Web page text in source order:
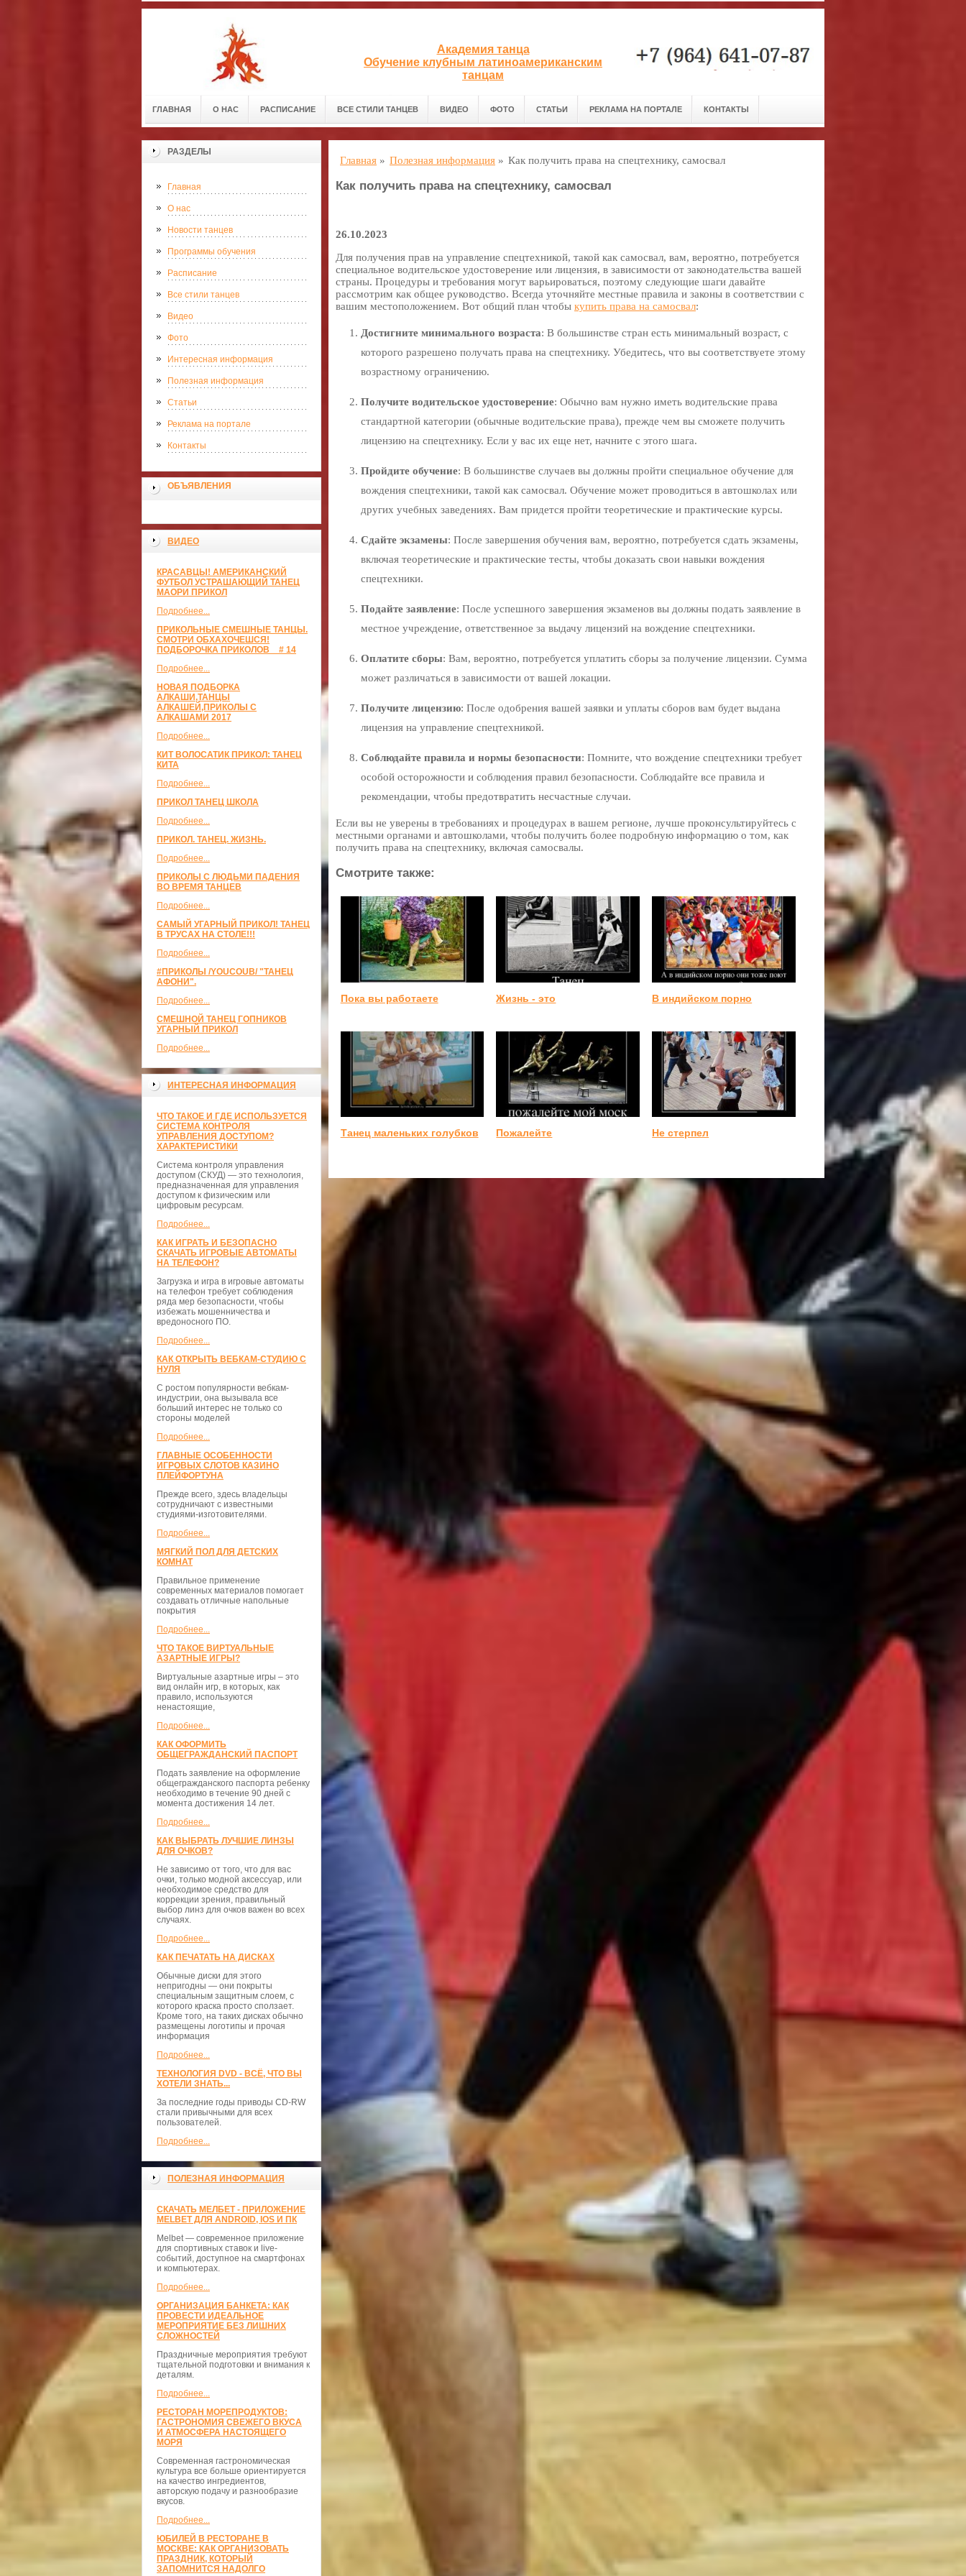
Академия танца
Обучение клубным латиноамериканским
танцам
ГЛАВНАЯ О НАС РАСПИСАНИЕ ВСЕ СТИЛИ ТАНЦЕВ ВИДЕО ФОТО СТАТЬИ РЕКЛАМА НА ПОРТАЛЕ КОНТАКТЫ
РАЗДЕЛЫ
Главная
О нас
Новости танцев
Программы обучения
Расписание
Все стили танцев
Видео
Фото
Интересная информация
Полезная информация
Статьи
Реклама на портале
Контакты
ОБЪЯВЛЕНИЯ
ВИДЕО
КРАСАВЦЫ! АМЕРИКАНСКИЙ
ФУТБОЛ УСТРАШАЮЩИЙ ТАНЕЦ
МАОРИ ПРИКОЛ
Подробнее...
ПРИКОЛЬНЫЕ СМЕШНЫЕ ТАНЦЫ.
СМОТРИ ОБХАХОЧЕШСЯ!
ПОДБОРОЧКА ПРИКОЛОВ _ # 14
Подробнее...
НОВАЯ ПОДБОРКА
АЛКАШИ,ТАНЦЫ
АЛКАШЕЙ,ПРИКОЛЫ С
АЛКАШАМИ 2017
Подробнее...
КИТ ВОЛОСАТИК ПРИКОЛ: ТАНЕЦ
КИТА
Подробнее...
ПРИКОЛ ТАНЕЦ ШКОЛА
Подробнее...
ПРИКОЛ. ТАНЕЦ. ЖИЗНЬ.
Подробнее...
ПРИКОЛЫ С ЛЮДЬМИ ПАДЕНИЯ
ВО ВРЕМЯ ТАНЦЕВ
Подробнее...
САМЫЙ УГАРНЫЙ ПРИКОЛ! ТАНЕЦ
В ТРУСАХ НА СТОЛЕ!!!
Подробнее...
#ПРИКОЛЫ /YOUCOUB/ "ТАНЕЦ
АФОНИ".
Подробнее...
СМЕШНОЙ ТАНЕЦ ГОПНИКОВ
УГАРНЫЙ ПРИКОЛ
Подробнее...
ИНТЕРЕСНАЯ ИНФОРМАЦИЯ
ЧТО ТАКОЕ И ГДЕ ИСПОЛЬЗУЕТСЯ
СИСТЕМА КОНТРОЛЯ
УПРАВЛЕНИЯ ДОСТУПОМ?
ХАРАКТЕРИСТИКИ
Система контроля управления
доступом (СКУД) — это технология,
предназначенная для управления
доступом к физическим или
цифровым ресурсам.
Подробнее...
КАК ИГРАТЬ И БЕЗОПАСНО
СКАЧАТЬ ИГРОВЫЕ АВТОМАТЫ
НА ТЕЛЕФОН?
Загрузка и игра в игровые автоматы
на телефон требует соблюдения
ряда мер безопасности, чтобы
избежать мошенничества и
вредоносного ПО.
Подробнее...
КАК ОТКРЫТЬ ВЕБКАМ-СТУДИЮ С
НУЛЯ
С ростом популярности вебкам-
индустрии, она вызывала все
больший интерес не только со
стороны моделей
Подробнее...
ГЛАВНЫЕ ОСОБЕННОСТИ
ИГРОВЫХ СЛОТОВ КАЗИНО
ПЛЕЙФОРТУНА
Прежде всего, здесь владельцы
сотрудничают с известными
студиями-изготовителями.
Подробнее...
МЯГКИЙ ПОЛ ДЛЯ ДЕТСКИХ
КОМНАТ
Правильное применение
современных материалов помогает
создавать отличные напольные
покрытия
Подробнее...
ЧТО ТАКОЕ ВИРТУАЛЬНЫЕ
АЗАРТНЫЕ ИГРЫ?
Виртуальные азартные игры – это
вид онлайн игр, в которых, как
правило, используются
ненастоящие,
Подробнее...
КАК ОФОРМИТЬ
ОБЩЕГРАЖДАНСКИЙ ПАСПОРТ
Подать заявление на оформление
общегражданского паспорта ребенку
необходимо в течение 90 дней с
момента достижения 14 лет.
Подробнее...
КАК ВЫБРАТЬ ЛУЧШИЕ ЛИНЗЫ
ДЛЯ ОЧКОВ?
Не зависимо от того, что для вас
очки, только модной аксессуар, или
необходимое средство для
коррекции зрения, правильный
выбор линз для очков важен во всех
случаях.
Подробнее...
КАК ПЕЧАТАТЬ НА ДИСКАХ
Обычные диски для этого
непригодны — они покрыты
специальным защитным слоем, с
которого краска просто сползает.
Кроме того, на таких дисках обычно
размещены логотипы и прочая
информация
Подробнее...
ТЕХНОЛОГИЯ DVD - ВСЁ, ЧТО ВЫ
ХОТЕЛИ ЗНАТЬ...
За последние годы приводы CD-RW
стали привычными для всех
пользователей.
Подробнее...
ПОЛЕЗНАЯ ИНФОРМАЦИЯ
СКАЧАТЬ МЕЛБЕТ - ПРИЛОЖЕНИЕ
MELBET ДЛЯ ANDROID, IOS И ПК
Melbet — современное приложение
для спортивных ставок и live-
событий, доступное на смартфонах
и компьютерах.
Подробнее...
ОРГАНИЗАЦИЯ БАНКЕТА: КАК
ПРОВЕСТИ ИДЕАЛЬНОЕ
МЕРОПРИЯТИЕ БЕЗ ЛИШНИХ
СЛОЖНОСТЕЙ
Праздничные мероприятия требуют
тщательной подготовки и внимания к
деталям.
Подробнее...
РЕСТОРАН МОРЕПРОДУКТОВ:
ГАСТРОНОМИЯ СВЕЖЕГО ВКУСА
И АТМОСФЕРА НАСТОЯЩЕГО
МОРЯ
Современная гастрономическая
культура все больше ориентируется
на качество ингредиентов,
авторскую подачу и разнообразие
вкусов.
Подробнее...
ЮБИЛЕЙ В РЕСТОРАНЕ В
МОСКВЕ: КАК ОРГАНИЗОВАТЬ
ПРАЗДНИК, КОТОРЫЙ
ЗАПОМНИТСЯ НАДОЛГО
Главная » Полезная информация » Как получить права на спецтехнику, самосвал
Как получить права на спецтехнику, самосвал
26.10.2023
Для получения прав на управление спецтехникой, такой как самосвал, вам, вероятно, потребуется
специальное водительское удостоверение или лицензия, в зависимости от законодательства вашей
страны. Процедуры и требования могут варьироваться, поэтому следующие шаги давайте
рассмотрим как общее руководство. Всегда уточняйте местные правила и законы в соответствии с
вашим местоположением. Вот общий план чтобы купить права на самосвал:
Достигните минимального возраста: В большинстве стран есть минимальный возраст, с
которого разрешено получать права на спецтехнику. Убедитесь, что вы соответствуете этому
возрастному ограничению.
Получите водительское удостоверение: Обычно вам нужно иметь водительские права
стандартной категории (обычные водительские права), прежде чем вы сможете получить
лицензию на спецтехнику. Если у вас их еще нет, начните с этого шага.
Пройдите обучение: В большинстве случаев вы должны пройти специальное обучение для
вождения спецтехники, такой как самосвал. Обучение может проводиться в автошколах или
других учебных заведениях. Вам придется пройти теоретические и практические курсы.
Сдайте экзамены: После завершения обучения вам, вероятно, потребуется сдать экзамены,
включая теоретические и практические тесты, чтобы доказать свои навыки вождения
спецтехники.
Подайте заявление: После успешного завершения экзаменов вы должны подать заявление в
местное учреждение, ответственное за выдачу лицензий на вождение спецтехники.
Оплатите сборы: Вам, вероятно, потребуется уплатить сборы за получение лицензии. Сумма
может различаться в зависимости от вашей локации.
Получите лицензию: После одобрения вашей заявки и уплаты сборов вам будет выдана
лицензия на управление спецтехникой.
Соблюдайте правила и нормы безопасности: Помните, что вождение спецтехники требует
особой осторожности и соблюдения правил безопасности. Соблюдайте все правила и
рекомендации, чтобы предотвратить несчастные случаи.
Если вы не уверены в требованиях и процедурах в вашем регионе, лучше проконсультируйтесь с
местными органами и автошколами, чтобы получить более подробную информацию о том, как
получить права на спецтехнику, включая самосвалы.
Смотрите также:
Пока вы работаете Жизнь - это В индийском порно
Танец маленьких голубков Пожалейте Не стерпел